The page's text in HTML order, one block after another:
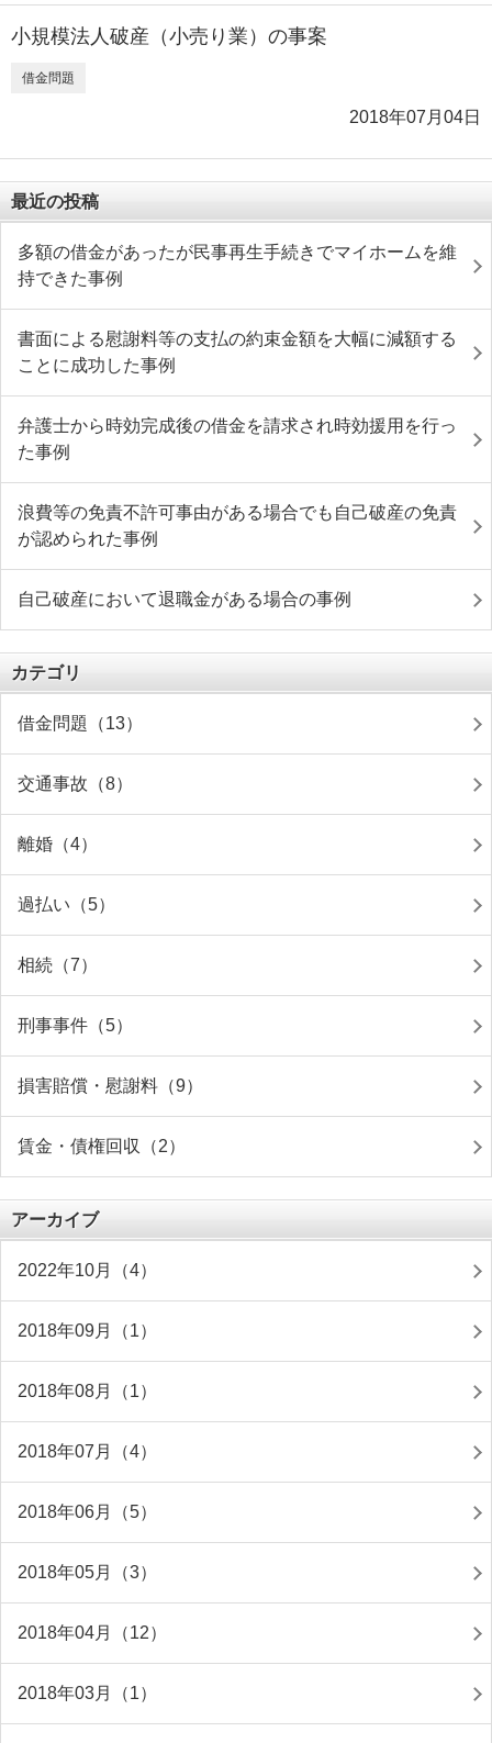
小規模法人破産（小売り業）の事案
借金問題
2018年07月04日
最近の投稿
多額の借金があったが民事再生手続きでマイホームを維
持できた事例
書面による慰謝料等の支払の約束金額を大幅に減額する
ことに成功した事例
弁護士から時効完成後の借金を請求され時効援用を行っ
た事例
浪費等の免責不許可事由がある場合でも自己破産の免責
が認められた事例
自己破産において退職金がある場合の事例
カテゴリ
借金問題（13）
交通事故（8）
離婚（4）
過払い（5）
相続（7）
刑事事件（5）
損害賠償・慰謝料（9）
賃金・債権回収（2）
アーカイブ
2022年10月（4）
2018年09月（1）
2018年08月（1）
2018年07月（4）
2018年06月（5）
2018年05月（3）
2018年04月（12）
2018年03月（1）